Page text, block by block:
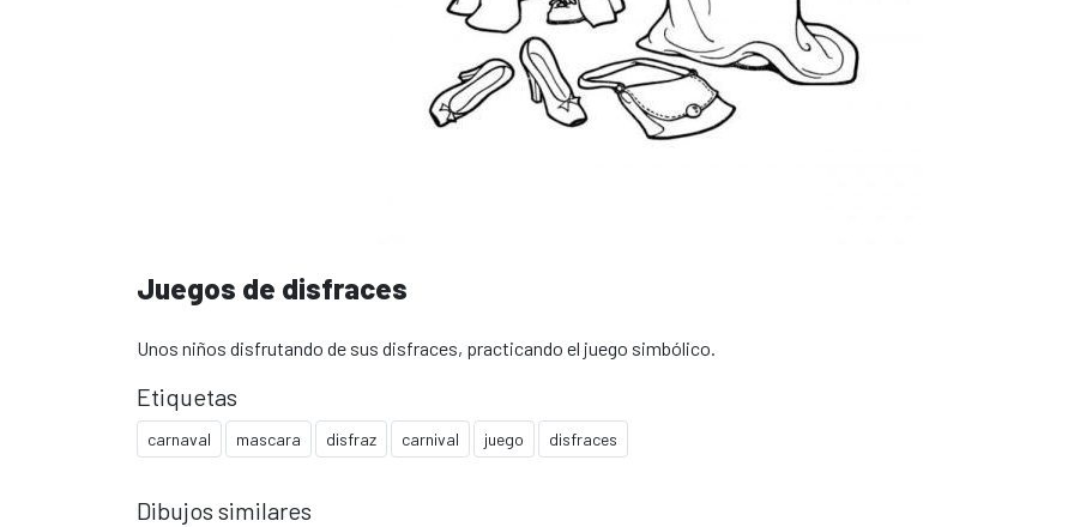
Juegos de disfraces
Unos niños disfrutando de sus disfraces, practicando el juego simbólico.
Etiquetas
carnaval mascara disfraz carnival juego disfraces
Dibujos similares